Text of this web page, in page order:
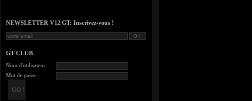
NEWSLETTER V12 GT: Inscrivez-vous !
GT CLUB
Nom d'utilisateur
Mot de passe